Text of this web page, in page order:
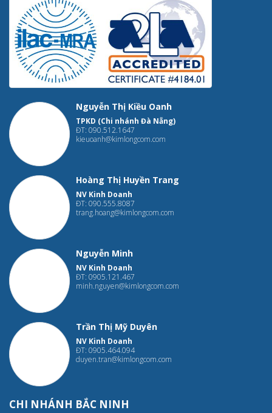
Nguyễn Thị Kiều Oanh
TPKD (Chi nhánh Đà Nẵng)
ĐT: 090.512.1647
kieuoanh@kimlongcom.com
Hoàng Thị Huyền Trang
NV Kinh Doanh
ĐT: 090.555.8087
trang.hoang@kimlongcom.com
Nguyễn Minh
NV Kinh Doanh
ĐT: 0905.121.467
minh.nguyen@kimlongcom.com
Trần Thị Mỹ Duyên
NV Kinh Doanh
ĐT: 0905.464.094
duyen.tran@kimlongcom.com
CHI NHÁNH BẮC NINH